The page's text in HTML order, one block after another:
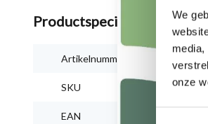
We
onze
Productspecificaties
Artikelnummer
SKU
EAN